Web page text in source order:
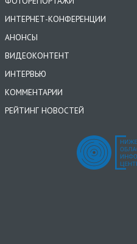
ИНТЕРНЕТ-КОНФЕРЕНЦИИ
АНОНСЫ
ВИДЕОКОНТЕНТ
ИНТЕРВЬЮ
КОММЕНТАРИИ
РЕЙТИНГ НОВОСТЕЙ